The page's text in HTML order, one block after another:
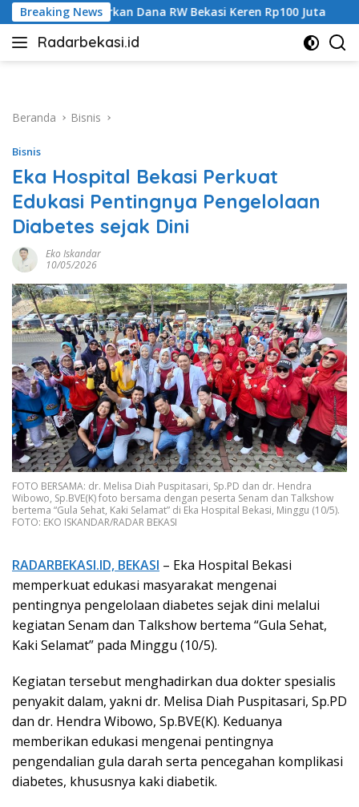
Langsung
ke
konten
Breaking News
Keren Rp100 Juta
Radarbekasi.id
Berita
Beranda
Bisnis
Bisnis
Eka Hospital Bekasi Perkuat
Edukasi Pentingnya Pengelolaan
Diabetes sejak Dini
Eko Iskandar
10/05/2026
FOTO BERSAMA: dr. Melisa Diah Puspitasari, Sp.PD dan dr. Hendra
Wibowo, Sp.BVE(K) foto bersama dengan peserta Senam dan Talkshow
bertema “Gula Sehat, Kaki Selamat” di Eka Hospital Bekasi, Minggu (10/5).
FOTO: EKO ISKANDAR/RADAR BEKASI
RADARBEKASI.ID, BEKASI – Eka Hospital Bekasi
memperkuat edukasi masyarakat mengenai
pentingnya pengelolaan diabetes sejak dini melalui
kegiatan Senam dan Talkshow bertema “Gula Sehat,
Kaki Selamat” pada Minggu (10/5).
Kegiatan tersebut menghadirkan dua dokter spesialis
penyakit dalam, yakni dr. Melisa Diah Puspitasari, Sp.PD
dan dr. Hendra Wibowo, Sp.BVE(K). Keduanya
memberikan edukasi mengenai pentingnya
pengendalian gula darah serta pencegahan komplikasi
diabetes, khususnya kaki diabetik.